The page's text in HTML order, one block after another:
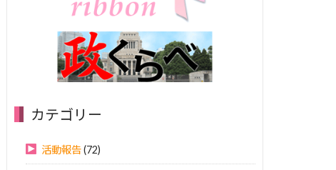
カテゴリー
活動報告(72)